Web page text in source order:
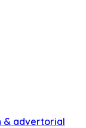
& advertorial